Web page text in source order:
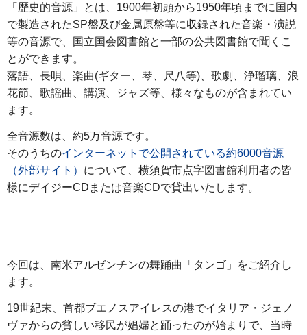
「歴史的音源」とは、1900年初頭から1950年頃までに国内
で製造されたSP盤及び金属原盤等に収録された音楽・演説
等の音源で、国立国会図書館と一部の公共図書館で聞くこ
とができます。
落語、長唄、楽曲(ギター、琴、尺八等)、歌劇、浄瑠璃、浪
花節、歌謡曲、講演、ジャズ等、様々なものが含まれてい
ます。
全音源数は、約5万音源です。
そのうちのインターネットで公開されている約6000音源
（外部サイト） について、横須賀市点字図書館利用者の皆
様にデイジーCDまたは音楽CDで貸出いたします。
今回は、南米アルゼンチンの舞踊曲「タンゴ」をご紹介し
ます。
19世紀末、首都ブエノスアイレスの港でイタリア・ジェノ
ヴァからの貧しい移民が娼婦と踊ったのが始まりで、当時